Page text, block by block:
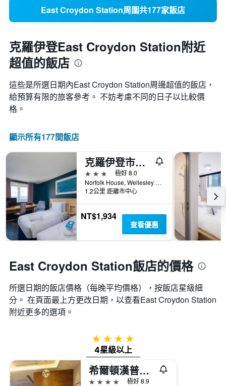
East Croydon Station周圍共177家飯店
克羅伊登East Croydon Station附近
超值的飯店
這些是所選日期內East Croydon Station​周邊超值的​飯店，
給預算有限的旅客參考。 不妨考慮不同的日子以比較價
格。
顯示所有177間飯店
克羅伊登市中心旅遊旅館 - 聖克萊門特
3星級
極好 8.0
Norfolk House, Wellesley Road, 克羅伊登, 英國
1.2公里 距離市中心
NT$1,934
查看優惠
East Croydon Station飯店的價格
所選日期的飯店價格（每晚平均價格），按飯店星級細
分。 在頁面最上方更改日期，以查看East Croydon Station​
附近更多的選項。
4星級
4星級以上
希爾頓漢普頓倫敦克羅伊登酒店
4星級 極好 8.9